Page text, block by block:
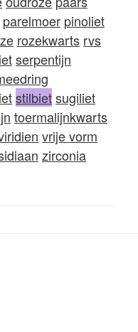
parelmoer pinoliet
rozekwarts rvs
serpentijn
stilbietsugiliet
toermalijnkwarts
vrije vorm
zirconia